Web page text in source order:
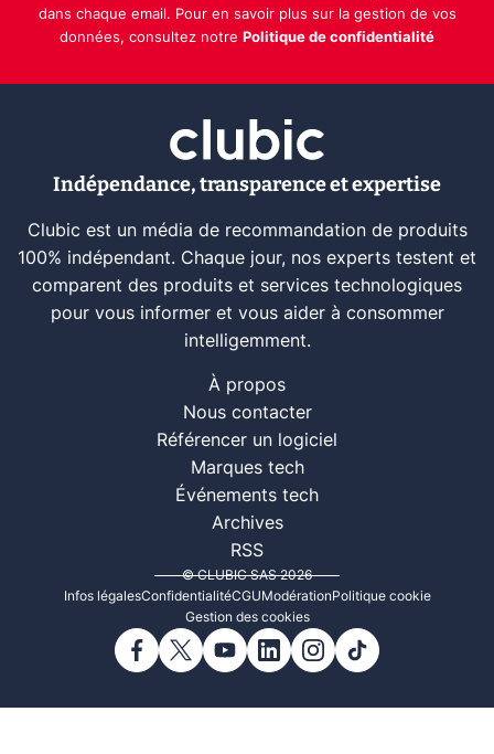
dans chaque email. Pour en savoir plus sur la gestion de vos
données, consultez notre Politique de confidentialité
Indépendance, transparence et expertise
Clubic est un média de recommandation de produits
100% indépendant. Chaque jour, nos experts testent et
comparent des produits et services technologiques
pour vous informer et vous aider à consommer
intelligemment.
À propos
Nous contacter
Référencer un logiciel
Marques tech
Événements tech
Archives
RSS
© CLUBIC SAS 2026
Infos légalesConfidentialitéCGUModérationPolitique cookie
Gestion des cookies